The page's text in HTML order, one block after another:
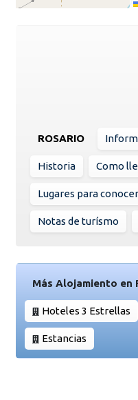
ROSARIO
Historia Como
Lugares para conocer
Notas de turísmo
Más Alojamiento en
Hoteles 3 Estrellas
Estancias